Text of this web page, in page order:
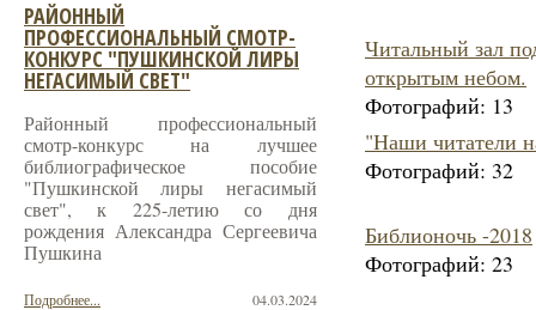
Читальный зал
открытым небом.
Фотографий: 13
"Наши читатели
Фотографий: 32
Библионочь -2018
Фотографий: 23
РАЙОННЫЙ
ПРОФЕССИОНАЛЬНЫЙ СМОТР-
КОНКУРС "ПУШКИНСКОЙ ЛИРЫ
НЕГАСИМЫЙ СВЕТ"
Районный профессиональный
смотр-конкурс на лучшее
библиографическое пособие
"Пушкинской лиры негасимый
свет", к 225-летию со дня
рождения Александра Сергеевича
Пушкина
04.03.2024
Подробнее...